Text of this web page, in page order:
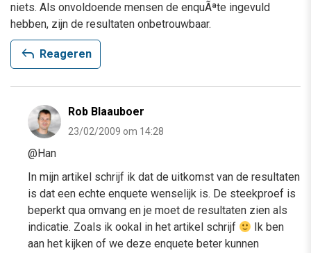
niets. Als onvoldoende mensen de enquÃªte ingevuld
hebben, zijn de resultaten onbetrouwbaar.
reply Reageren
Rob Blaauboer
23/02/2009 om 14:28
@Han
In mijn artikel schrijf ik dat de uitkomst van de resultaten
is dat een echte enquete wenselijk is. De steekproef is
beperkt qua omvang en je moet de resultaten zien als
indicatie. Zoals ik ookal in het artikel schrijf
Ik ben
aan het kijken of we deze enquete beter kunnen